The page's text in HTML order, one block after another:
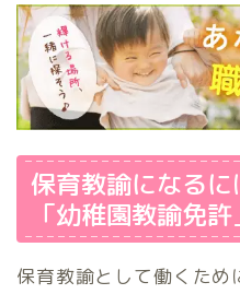
保育教諭になる
「幼稚園教諭免
保育教諭として働くため